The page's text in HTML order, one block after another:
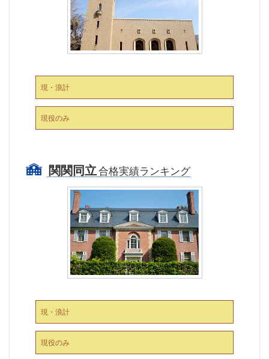
現・浪計
現役のみ
関関同立合格実績ランキング
現・浪計
現役のみ